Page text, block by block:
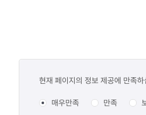
만족도현재 페이지의 정보 제공에 만족
매우만족 만족